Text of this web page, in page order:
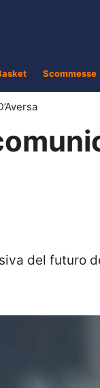
Scommesse
del futuro